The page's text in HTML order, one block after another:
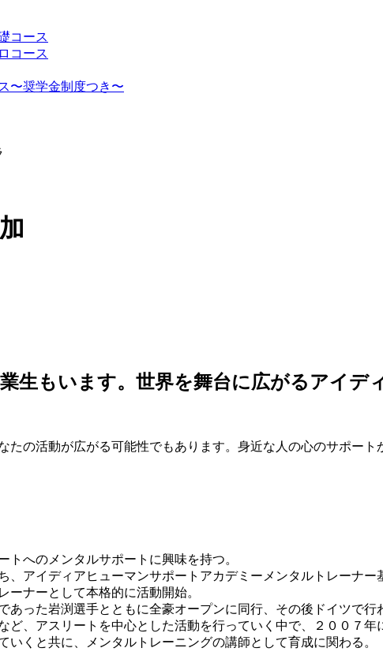
コース
コース
〜奨学金制度つき〜
たの活動が広がる可能性でもあります。身近な人の心のサポー
へのメンタルサポートに興味を持つ。
、アイディアヒューマンサポートアカデミーメンタルトレーナー
ーナーとして本格的に活動開始。
あった岩渕選手とともに全豪オープンに同行、その後ドイツで
ど、アスリートを中心とした活動を行っていく中で、２００７
いくと共に、メンタルトレーニングの講師として育成に関わる。